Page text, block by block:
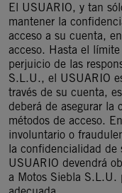
El USUARIO, y tan
mantener la
acceso a su cuenta,
acceso. Hasta el
perjuicio de las
S.L.U., el USUARIO
través de su cuenta,
deberá de asegurar la
métodos de acceso.
involuntario o
la confidencialidad de
USUARIO devendrá
a Motos Siebla S.L.U.